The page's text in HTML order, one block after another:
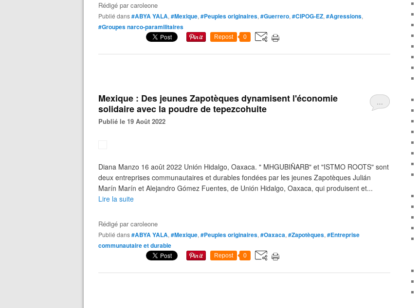
Rédigé parcaroleone
Publié dans#ABYA YALA, #Mexique, #Peuples originaires, #Guerrero, #CIPOG-EZ, #Agressions,
#Groupes narco-paramilitaires
Repost 0
…
Mexique : Des jeunes Zapotèques dynamisent l'économie
solidaire avec la poudre de tepezcohuite
Publié le 19 Août 2022
Diana Manzo 16 août 2022 Unión Hidalgo, Oaxaca. " MHGUBIÑARB" et "ISTMO ROOTS" sont
deux entreprises communautaires et durables fondées par les jeunes Zapotèques Julián
Marín Marín et Alejandro Gómez Fuentes, de Unión Hidalgo, Oaxaca, qui produisent et...
Lire la suite
Rédigé parcaroleone
Publié dans#ABYA YALA, #Mexique, #Peuples originaires, #Oaxaca, #Zapotèques, #Entreprise
communautaire et durable
Repost 0